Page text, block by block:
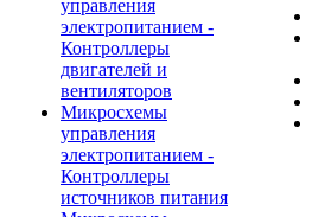
управления
электропитанием -
Контроллеры
двигателей и
вентиляторов
Микросхемы
управления
электропитанием -
Контроллеры
источников питания